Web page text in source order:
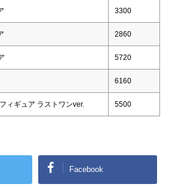
3300
2860
5720
6160
ィギュア ラストワンver. 5500
Facebook